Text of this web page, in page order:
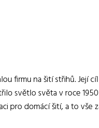
firmu na šití střihů. Její
světlo světa v roce
pro domácí šití, a to vše